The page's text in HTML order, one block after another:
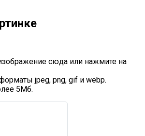
сюда или нажмите на
jpeg, png, gif и webp.
5Mб.